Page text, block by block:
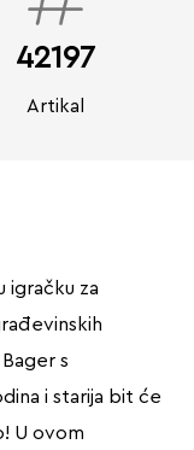
42197
Artikal
igračku za
s
i starija bit će
U ovom